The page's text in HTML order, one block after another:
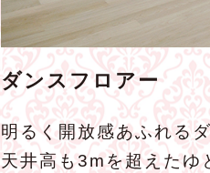
ダンスフロアー
明るく開放感あふれる
天井高も3mを超えたゆ